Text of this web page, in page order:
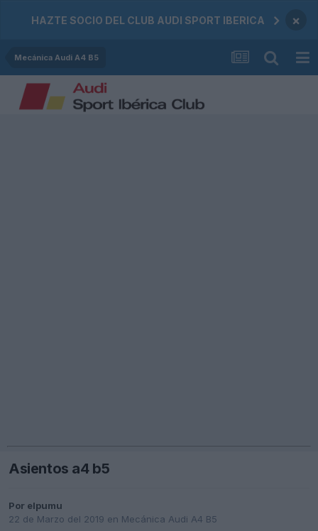
HAZTE SOCIO DEL CLUB AUDI SPORT IBERICA ×
Mecánica Audi A4 B5
Asientos a4 b5
Por elpumu
22 de Marzo del 2019 en Mecánica Audi A4 B5